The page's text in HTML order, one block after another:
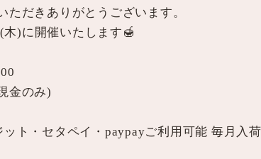
だきありがとうございます。
)に開催いたします🍯
金のみ)
ト・セタペイ・paypayご利用可能 毎月入